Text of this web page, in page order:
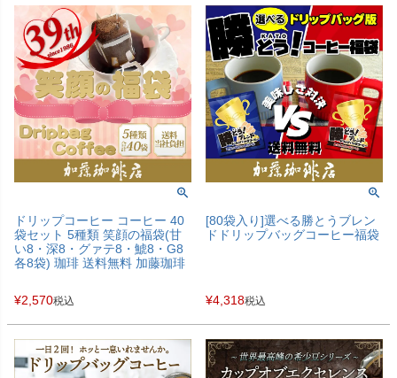
ドリップコーヒー コーヒー 40
袋セット 5種類 笑顔の福袋(甘
い8・深8・グァテ8・鯱8・G8
各8袋) 珈琲 送料無料 加藤珈琲
¥2,570税込
[80袋入り]選べる勝とうブレン
ドドリップバッグコーヒー福袋
¥4,318税込